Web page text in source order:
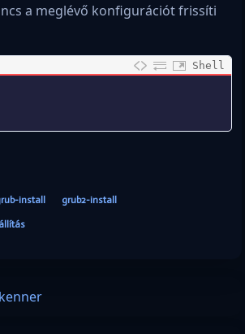
a meglévő konfigurációt frissíti
Shell
install grub2-install